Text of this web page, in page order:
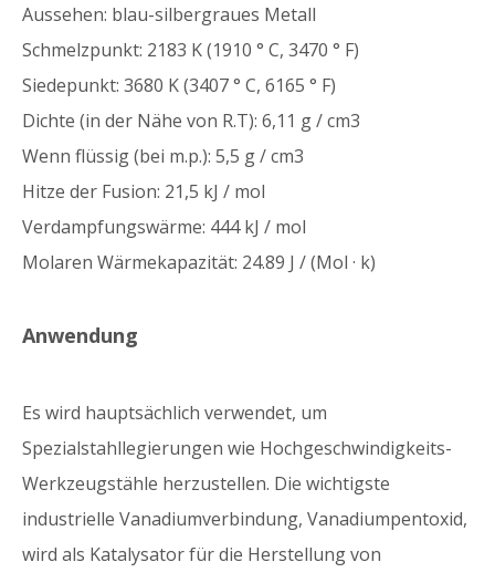
Aussehen: blau-silbergraues Metall
Schmelzpunkt: 2183 K (1910 ° C, 3470 ° F)
Siedepunkt: 3680 K (3407 ° C, 6165 ° F)
Dichte (in der Nähe von R.T): 6,11 g / cm3
Wenn flüssig (bei m.p.): 5,5 g / cm3
Hitze der Fusion: 21,5 kJ / mol
Verdampfungswärme: 444 kJ / mol
Molaren Wärmekapazität: 24.89 J / (Mol · k)
Anwendung
Es wird hauptsächlich verwendet, um
Spezialstahllegierungen wie Hochgeschwindigkeits-
Werkzeugstähle herzustellen. Die wichtigste
industrielle Vanadiumverbindung, Vanadiumpentoxid,
wird als Katalysator für die Herstellung von